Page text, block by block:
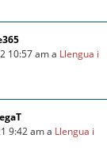
10:57 am a Llengua i
9:42 am a Llengua i